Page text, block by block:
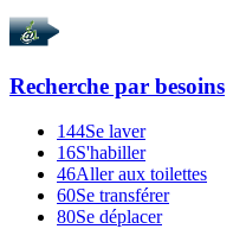
Recherche par besoins
144Se laver
16S'habiller
46Aller aux toilettes
60Se transférer
80Se déplacer